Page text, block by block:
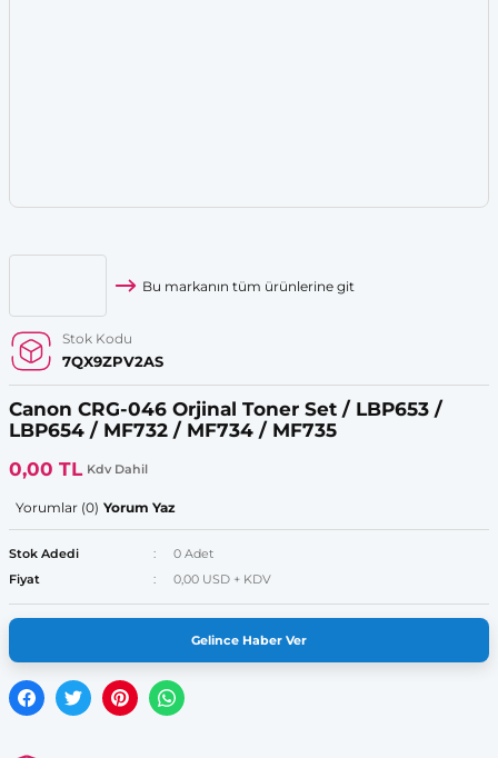
Bu markanın tüm ürünlerine git
Stok Kodu
7QX9ZPV2AS
Canon CRG-046 Orjinal Toner Set / LBP653 /
LBP654 / MF732 / MF734 / MF735
0,00 TL Kdv Dahil
Yorumlar (0) Yorum Yaz
Stok Adedi
0 Adet
Fiyat
0,00 USD + KDV
Gelince Haber Ver